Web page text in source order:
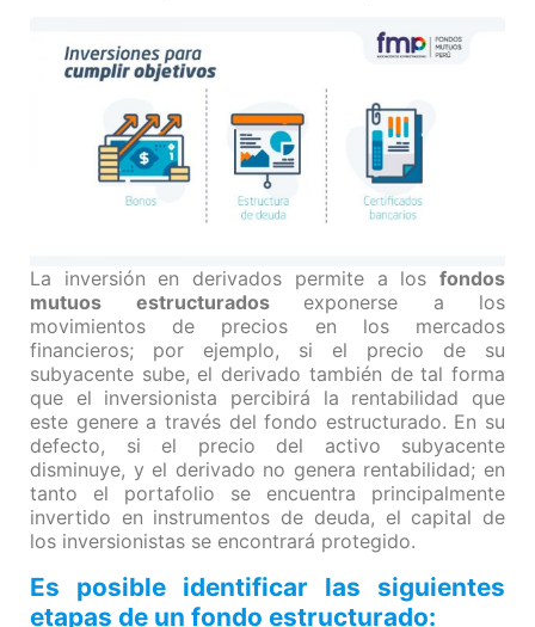
La inversión en derivados permite a los fondos
mutuos estructurados exponerse a los
movimientos de precios en los mercados
financieros; por ejemplo, si el precio de su
subyacente sube, el derivado también de tal forma
que el inversionista percibirá la rentabilidad que
este genere a través del fondo estructurado. En su
defecto, si el precio del activo subyacente
disminuye, y el derivado no genera rentabilidad; en
tanto el portafolio se encuentra principalmente
invertido en instrumentos de deuda, el capital de
los inversionistas se encontrará protegido.
Es posible identificar las siguientes
etapas de un fondo estructurado: